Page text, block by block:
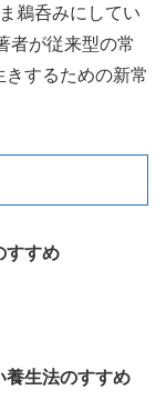
鵜呑みにしてい
者が従来型の常
するための新常
すすめ
生法のすすめ